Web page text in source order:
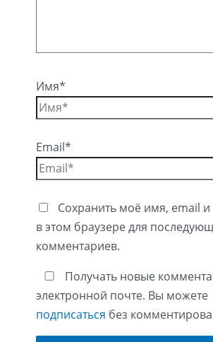
Имя*
Email*
Сохранить моё имя, email и
в этом браузере для
комментариев.
Получать новые
электронной почте. Вы можете
подписаться без